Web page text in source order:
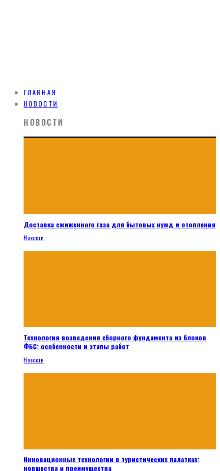
ГЛАВНАЯ
НОВОСТИ
НОВОСТИ
Доставка сжиженного газа для бытовых нужд и отопления
Новости
Технология возведения сборного фундамента из блоков
ФБС: особенности и этапы работ
Новости
Инновационные технологии в туристических палатках:
новшества и преимущества